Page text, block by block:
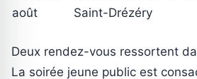
août
Saint-Drézéry
Deux rendez-vous ressortent
La soirée jeune public est